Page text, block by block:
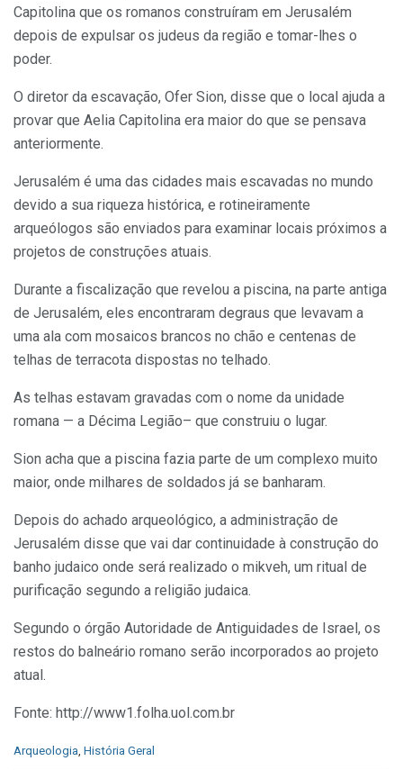
Capitolina que os romanos construíram em Jerusalém
depois de expulsar os judeus da região e tomar-lhes o
poder.
O diretor da escavação, Ofer Sion, disse que o local ajuda a
provar que Aelia Capitolina era maior do que se pensava
anteriormente.
Jerusalém é uma das cidades mais escavadas no mundo
devido a sua riqueza histórica, e rotineiramente
arqueólogos são enviados para examinar locais próximos a
projetos de construções atuais.
Durante a fiscalização que revelou a piscina, na parte antiga
de Jerusalém, eles encontraram degraus que levavam a
uma ala com mosaicos brancos no chão e centenas de
telhas de terracota dispostas no telhado.
As telhas estavam gravadas com o nome da unidade
romana — a Décima Legião– que construiu o lugar.
Sion acha que a piscina fazia parte de um complexo muito
maior, onde milhares de soldados já se banharam.
Depois do achado arqueológico, a administração de
Jerusalém disse que vai dar continuidade à construção do
banho judaico onde será realizado o mikveh, um ritual de
purificação segundo a religião judaica.
Segundo o órgão Autoridade de Antiguidades de Israel, os
restos do balneário romano serão incorporados ao projeto
atual.
Fonte: http://www1.folha.uol.com.br
C
Arqueologia História Geral